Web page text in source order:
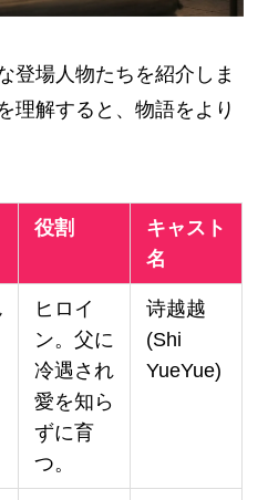
登場人物たちを紹介しま
理解すると、物語をより
役割
キャスト
名
ヒロイ
ン。父に
冷遇され
愛を知ら
ずに育
つ。
诗越越
(Shi
YueYue)